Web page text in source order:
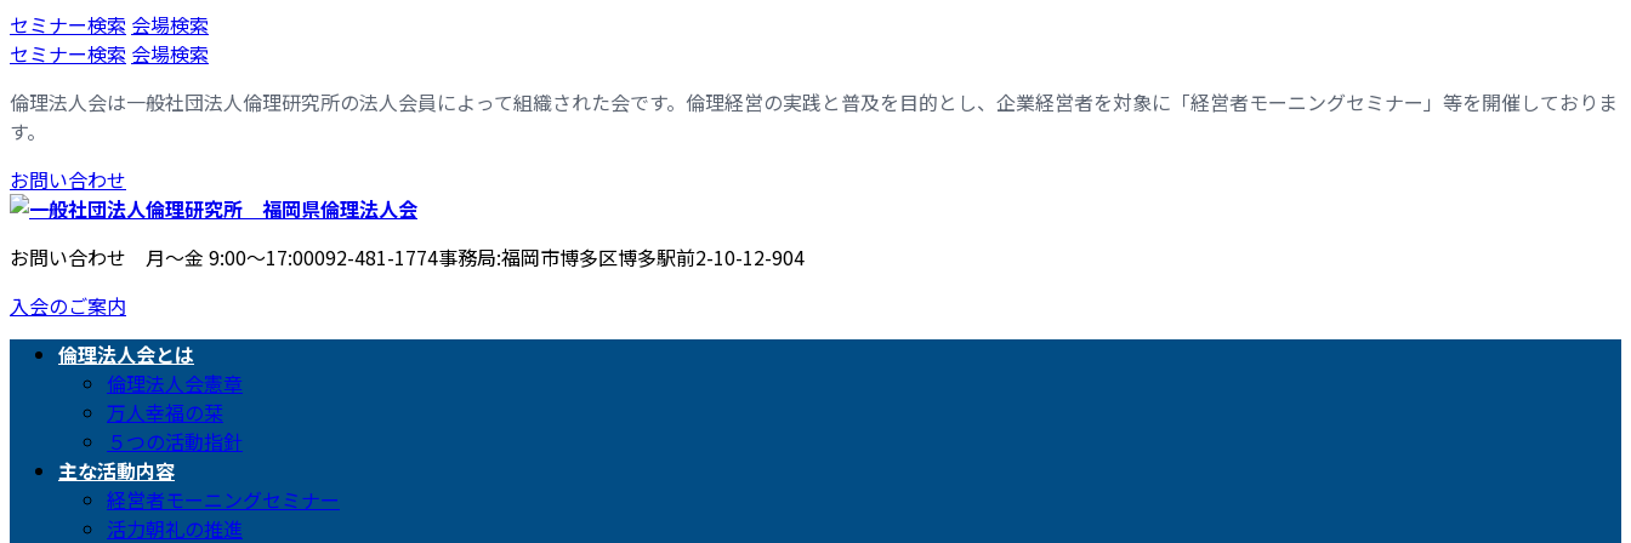
コ
ン
ン
ツ
へ
ス
ッ
ナ
ビ
ー
シ
ョ
ン
移
セミナー検索 会場検索
セミナー検索 会場検索
倫理法人会は一般社団法人倫理研究所の法人会員によって組織された会です。倫理経営の実践と普及を目的とし、企業経営者を対象に「経営者モーニングセミナー」等を開催しておりま
す。
お問い合わせ
お問い合わせ 月〜金 9:00〜17:00092-481-1774事務局:福岡市博多区博多駅前2-10-12-904
入会のご案内
倫理法人会とは
倫理法人会憲章
万人幸福の栞
５つの活動指針
主な活動内容
経営者モーニングセミナー
活力朝礼の推進